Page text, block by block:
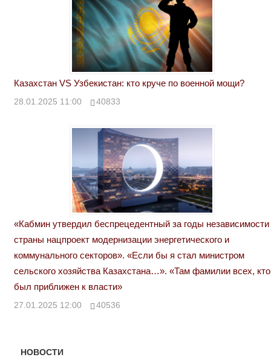
Казахстан VS Узбекистан: кто круче по военной мощи?
28.01.2025 11:00 40833
«Кабмин утвердил беспрецедентный за годы независимости
страны нацпроект модернизации энергетического и
коммунального секторов». «Если бы я стал министром
сельского хозяйства Казахстана…». «Там фамилии всех, кто
был приближен к власти»
27.01.2025 12:00 40536
НОВОСТИ